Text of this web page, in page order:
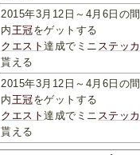
2015年3月12日～4月6日の
内王冠をゲットする
クエスト達成でミニ ステッ
貰える
2015年3月12日～4月6日の
内王冠をゲットする
クエスト達成でミニ ステッ
貰える